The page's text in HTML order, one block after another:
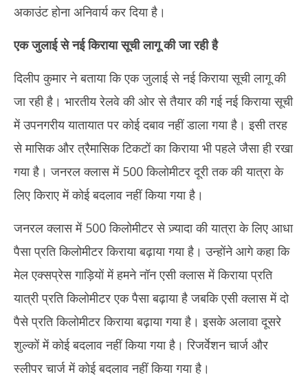
अकाउंट होना अनिवार्य कर दिया है।
एक जुलाई से नई किराया सूची लागू की जा रही है
दिलीप कुमार ने बताया कि एक जुलाई से नई किराया सूची लागू की
जा रही है। भारतीय रेलवे की ओर से तैयार की गई नई किराया सूची
में उपनगरीय यातायात पर कोई दबाव नहीं डाला गया है। इसी तरह
से मासिक और त्रैमासिक टिकटों का किराया भी पहले जैसा ही रखा
गया है। जनरल क्लास में 500 किलोमीटर दूरी तक की यात्रा के
लिए किराए में कोई बदलाव नहीं किया गया है।
जनरल क्लास में 500 किलोमीटर से ज़्यादा की यात्रा के लिए आधा
पैसा प्रति किलोमीटर किराया बढ़ाया गया है। उन्होंने आगे कहा कि
मेल एक्सप्रेस गाड़ियों में हमने नॉन एसी क्लास में किराया प्रति
यात्री प्रति किलोमीटर एक पैसा बढ़ाया है जबकि एसी क्लास में दो
पैसे प्रति किलोमीटर किराया बढ़ाया गया है। इसके अलावा दूसरे
शुल्कों में कोई बदलाव नहीं किया गया है। रिजर्वेशन चार्ज और
स्लीपर चार्ज में कोई बदलाव नहीं किया गया है।